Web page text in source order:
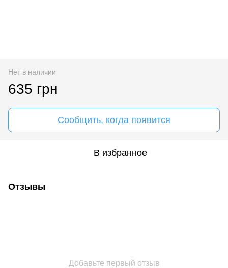
Нет в наличии
635 грн
Сообщить, когда появится
В избранное
Отзывы
Добавьте первый отзыв